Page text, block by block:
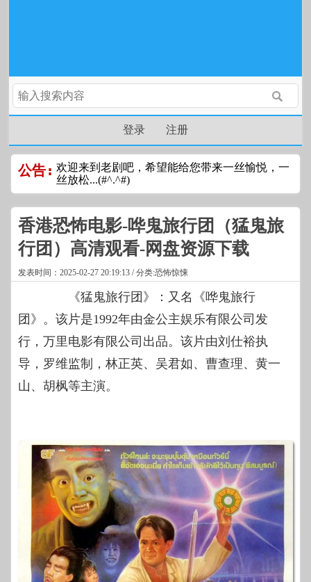
登录 注册
公告: 欢迎来到老剧吧，希望能给您带来一丝愉悦，一
丝放松...(#^.^#)
香港恐怖电影-哗鬼旅行团（猛鬼旅
行团）高清观看-网盘资源下载
发表时间：2025-02-27 20:19:13 / 分类:恐怖惊悚
《猛鬼旅行团》：又名《哗鬼旅行
团》。该片是1992年由金公主娱乐有限公司发
行，万里电影有限公司出品。该片由刘仕裕执
导，罗维监制，林正英、吴君如、曹查理、黄一
山、胡枫等主演。